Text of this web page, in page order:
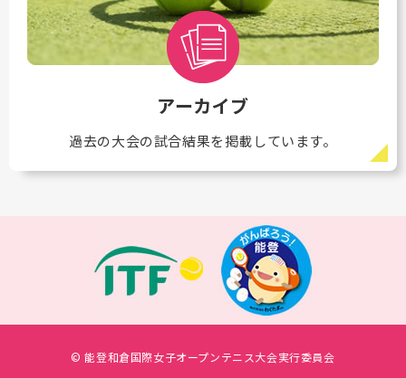
アーカイブ
過去の大会の試合結果を掲載しています。
© 能登和倉国際女子オープンテニス大会実行委員会